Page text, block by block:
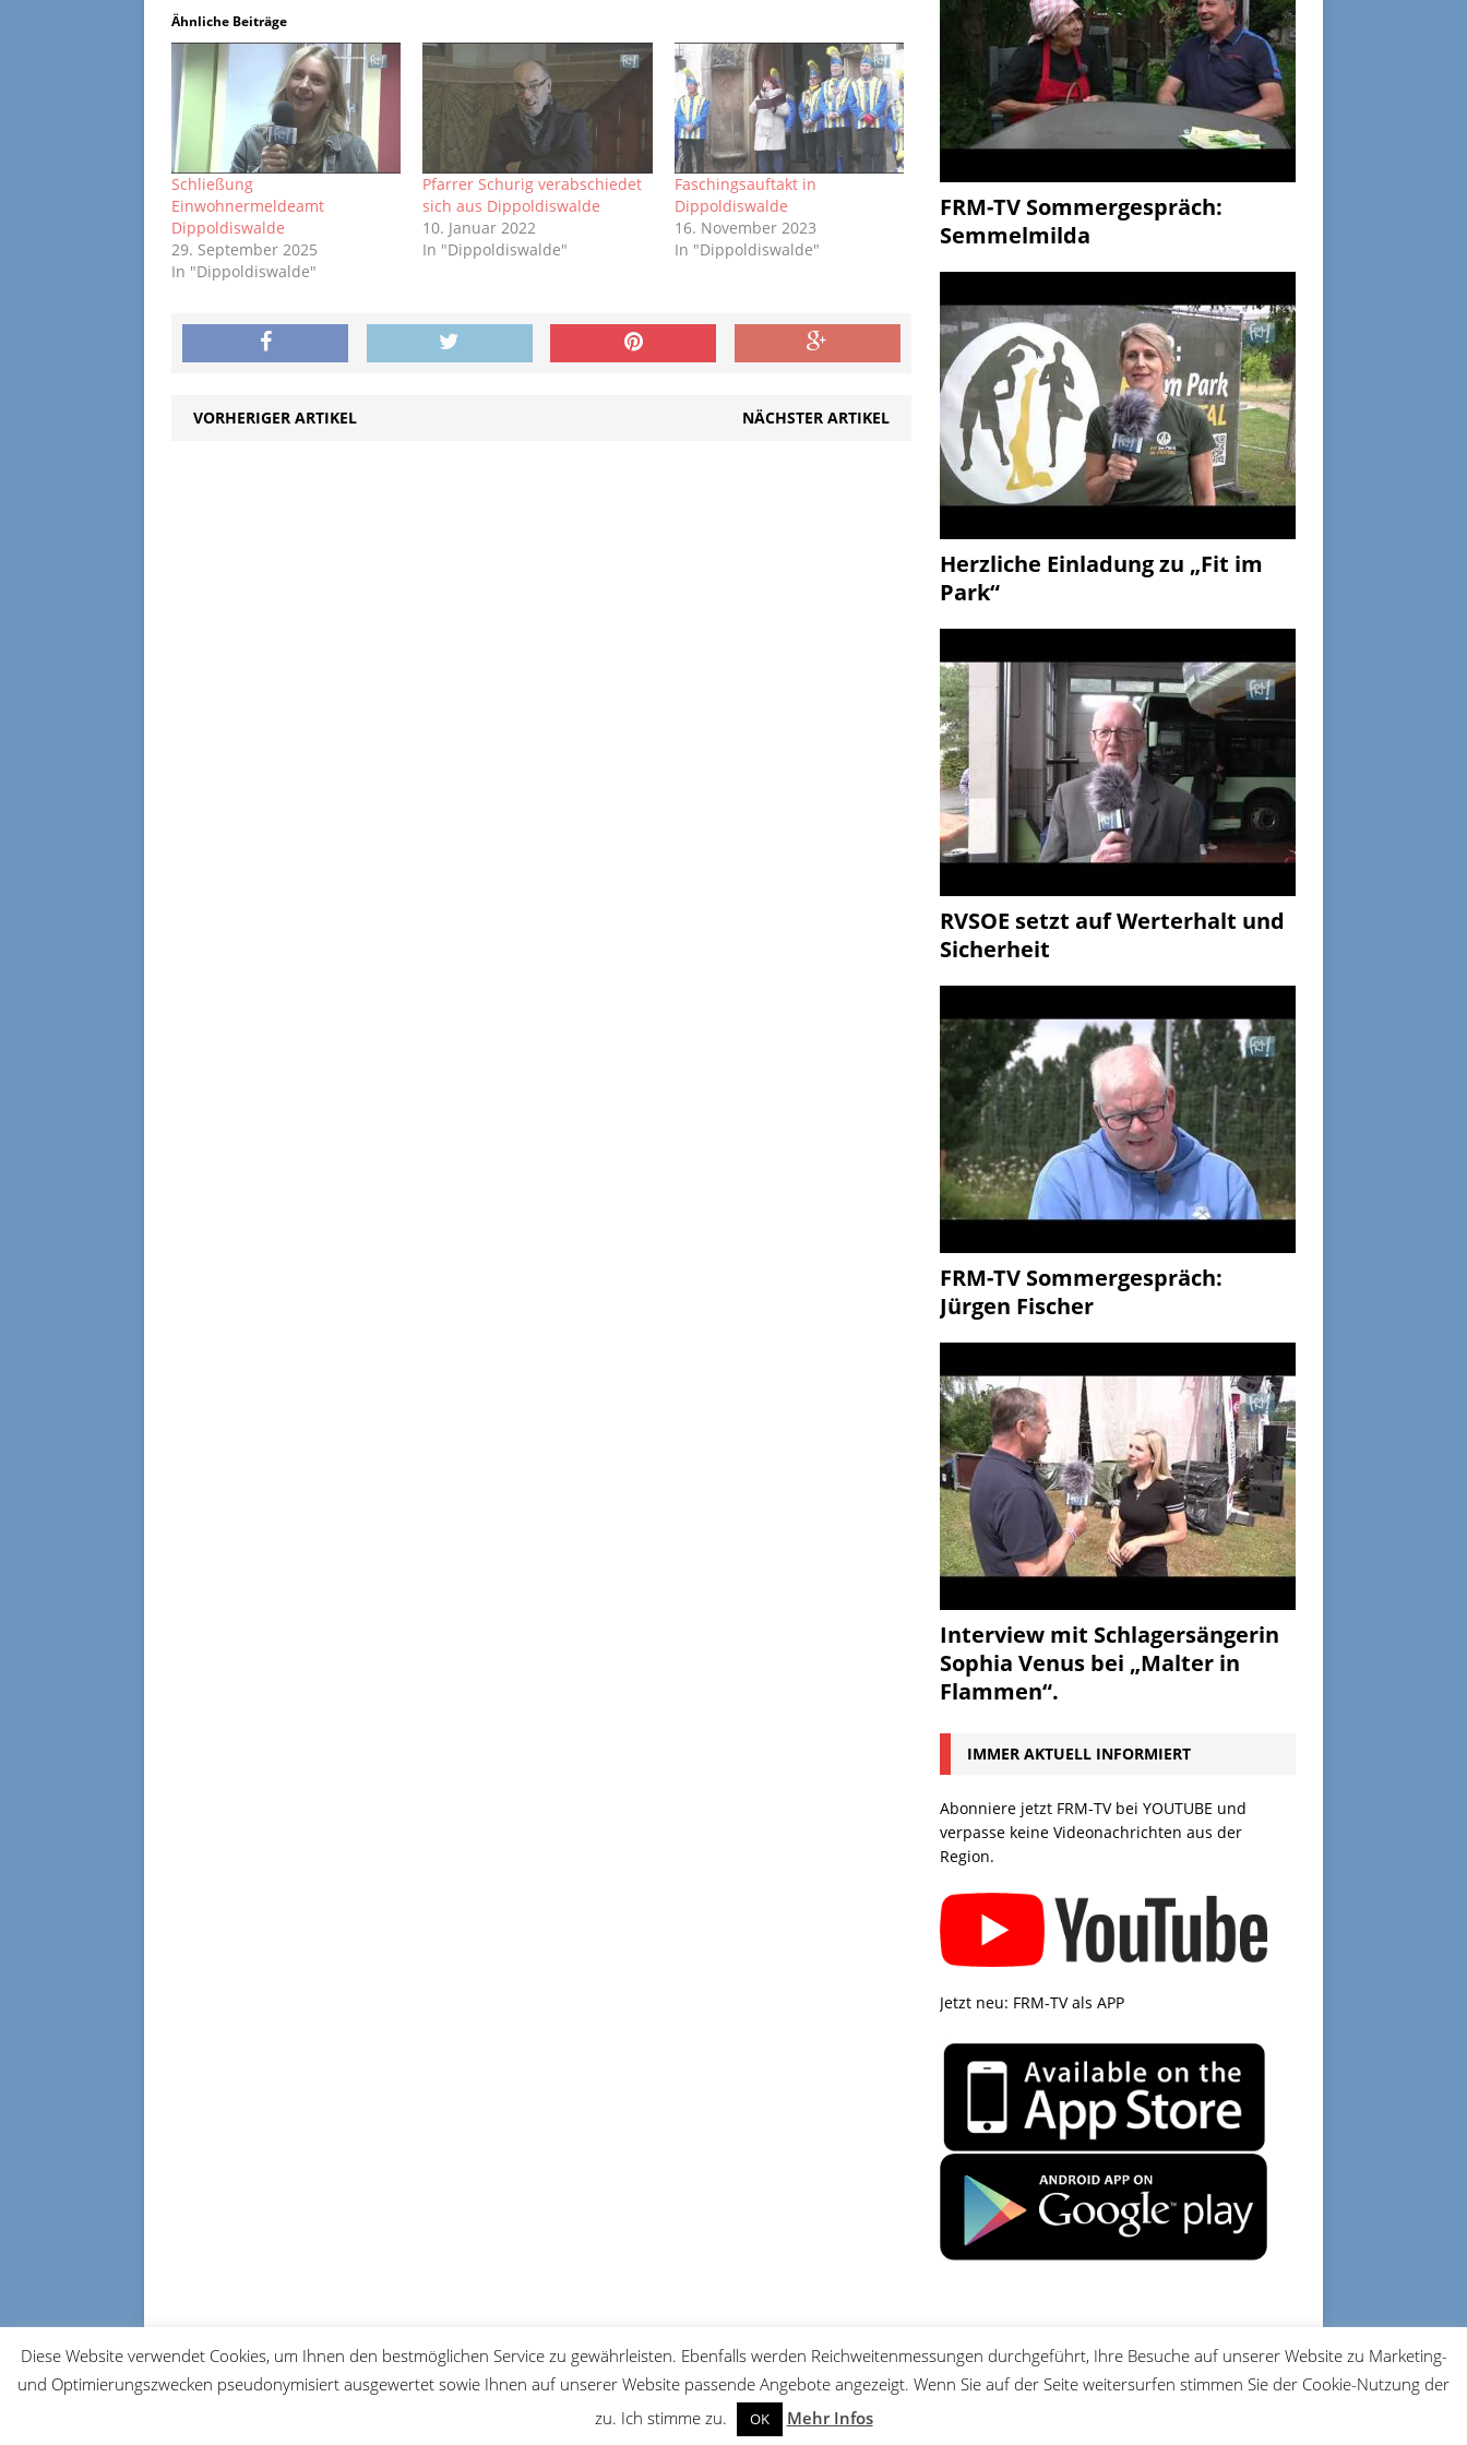
Ähnliche Beiträge
Schließung
Einwohnermeldeamt
Dippoldiswalde
29. September 2025
In "Dippoldiswalde"
Pfarrer Schurig verabschiedet
sich aus Dippoldiswalde
10. Januar 2022
In "Dippoldiswalde"
Faschingsauftakt in
Dippoldiswalde
16. November 2023
In "Dippoldiswalde"
VORHERIGER ARTIKEL NÄCHSTER ARTIKEL
FRM-TV Sommergespräch:
Semmelmilda
Herzliche Einladung zu „Fit im
Park“
RVSOE setzt auf Werterhalt und
Sicherheit
FRM-TV Sommergespräch:
Jürgen Fischer
Interview mit Schlagersängerin
Sophia Venus bei „Malter in
Flammen“.
IMMER AKTUELL INFORMIERT
Abonniere jetzt FRM-TV bei YOUTUBE und
verpasse keine Videonachrichten aus der
Region.
Jetzt neu: FRM-TV als APP
DATENSCHUTZ IMPRESSUM
© 2026 FRM-TV
Diese Website verwendet Cookies, um Ihnen den bestmöglichen Service zu gewährleisten. Ebenfalls werden Reichweitenmessungen durchgeführt, Ihre Besuche auf unserer Website zu Marketing-
und Optimierungszwecken pseudonymisiert ausgewertet sowie Ihnen auf unserer Website passende Angebote angezeigt. Wenn Sie auf der Seite weitersurfen stimmen Sie der Cookie-Nutzung der
zu. Ich stimme zu.
OK Mehr Infos